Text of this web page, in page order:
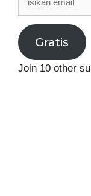
email
Gratis
Join 10 other